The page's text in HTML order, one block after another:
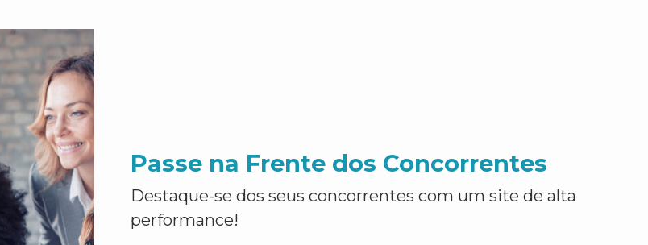
Passe na Frente dos Concorrentes
Destaque-se dos seus concorrentes com um site de alta
performance!